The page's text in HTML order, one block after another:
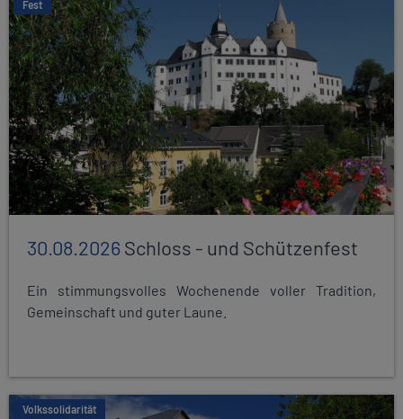
Fest
30.08.2026Schloss - und Schützenfest
Ein stimmungsvolles Wochenende voller Tradition,
Gemeinschaft und guter Laune.
Volkssolidarität